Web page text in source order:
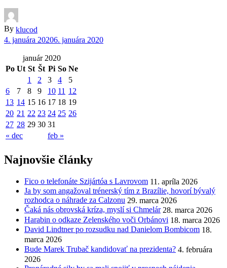
By klucod
4. januára 20206. januára 2020
január 2020
Po Ut St Št Pi So Ne
« dec feb »
1 2 3 4
5
6
7 8 9 10 11 12
13 14 15 16 17 18 19
20 21 22 23 24 25 26
27 28 29 30 31
Najnovšie články
Fico o telefonáte Szijártóa s Lavrovom 11. apríla 2026
Ja by som angažoval trénerský tím z Brazílie, hovorí bývalý
rozhodca o náhrade za Calzonu 29. marca 2026
Čaká nás obrovská kríza, myslí si Chmelár 28. marca 2026
Harabin o odkaze Zelenského voči Orbánovi 18. marca 2026
David Lindtner po rozsudku nad Danielom Bombicom 18.
marca 2026
Bude Marek Trubač kandidovať na prezidenta? 4. februára
2026